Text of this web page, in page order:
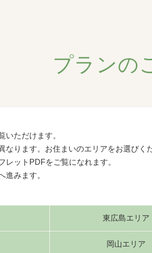
プランの
いただけます。
なります。お住まいのエリアをお選びく
レットPDFをご覧になれます。
進みます。
東広島エリア
岡山エリア